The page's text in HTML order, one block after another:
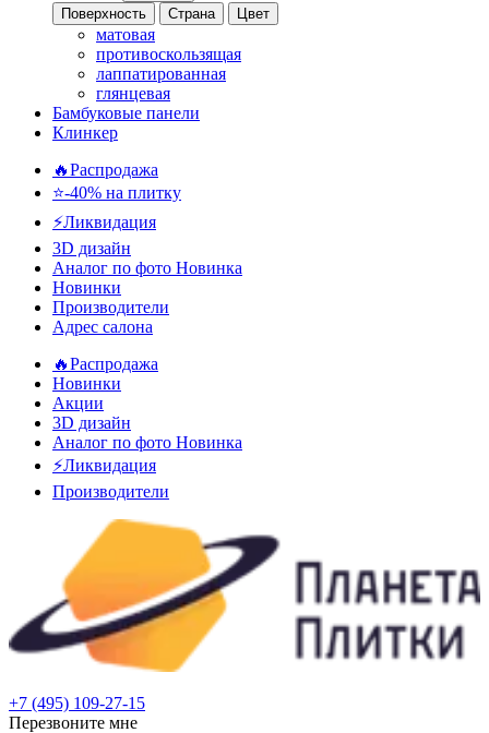
Поверхность
Страна Цвет
матовая
противоскользящая
лаппатированная
глянцевая
Бамбуковые панели
Клинкер
🔥Распродажа
⭐-40% на плитку
⚡️Ликвидация
3D дизайн
Аналог по фото Новинка
Новинки
Производители
Адрес салона
🔥Распродажа
Новинки
Акции
3D дизайн
Аналог по фото Новинка
⚡Ликвидация
Производители
+7 (495) 109-27-15
Перезвоните мне